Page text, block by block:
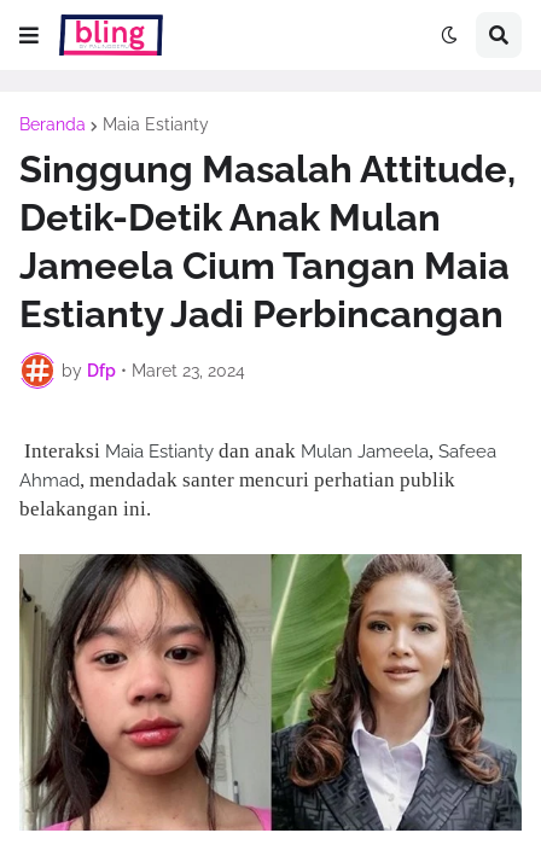
Beranda Maia Estianty
Singgung Masalah Attitude,
Detik-Detik Anak Mulan
Jameela Cium Tangan Maia
Estianty Jadi Perbincangan
by Dfp • Maret 23, 2024
Interaksi Maia Estianty dan anak Mulan Jameela, Safeea
Ahmad, mendadak santer mencuri perhatian publik
belakangan ini.